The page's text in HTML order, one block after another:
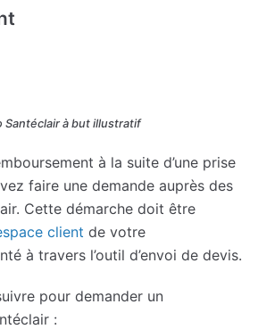
Santéclair à but illustratif
à la suite d’une prise
faire une demande auprès des
Cette démarche doit être
client de votre
à travers l’outil d’envoi de devis.
pour demander un
: